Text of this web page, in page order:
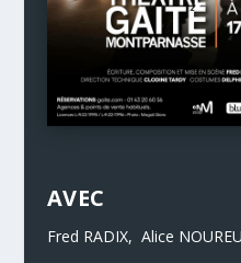
AVEC
Fred RADIX, Alice